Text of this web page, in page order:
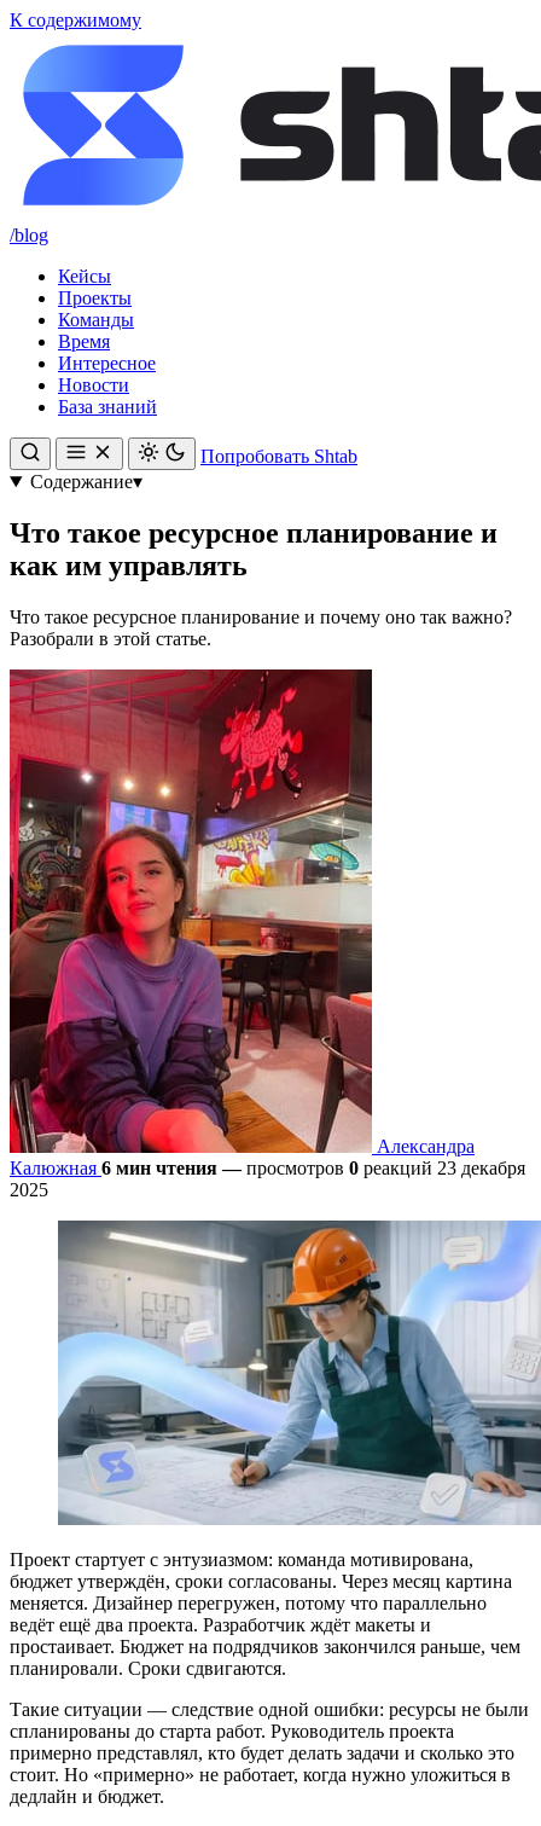
К содержимому
/blog
Кейсы
Проекты
Команды
Время
Интересное
Новости
База знаний
Попробовать Shtab
Содержание▾
Что такое ресурсное планирование и
как им управлять
Что такое ресурсное планирование и почему оно так важно?
Разобрали в этой статье.
Александра
Калюжная 6 мин чтения —просмотров 0 реакций 23 декабря
2025
Проект стартует с энтузиазмом: команда мотивирована,
бюджет утверждён, сроки согласованы. Через месяц картина
меняется. Дизайнер перегружен, потому что параллельно
ведёт ещё два проекта. Разработчик ждёт макеты и
простаивает. Бюджет на подрядчиков закончился раньше, чем
планировали. Сроки сдвигаются.
Такие ситуации — следствие одной ошибки: ресурсы не были
спланированы до старта работ. Руководитель проекта
примерно представлял, кто будет делать задачи и сколько это
стоит. Но «примерно» не работает, когда нужно уложиться в
дедлайн и бюджет.